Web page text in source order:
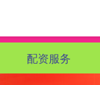
配资服务